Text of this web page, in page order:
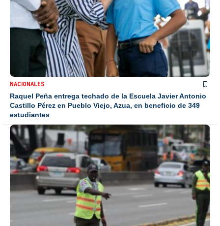
NACIONALES
Raquel Peña entrega techado de la Escuela Javier Antonio
Castillo Pérez en Pueblo Viejo, Azua, en beneficio de 349
estudiantes